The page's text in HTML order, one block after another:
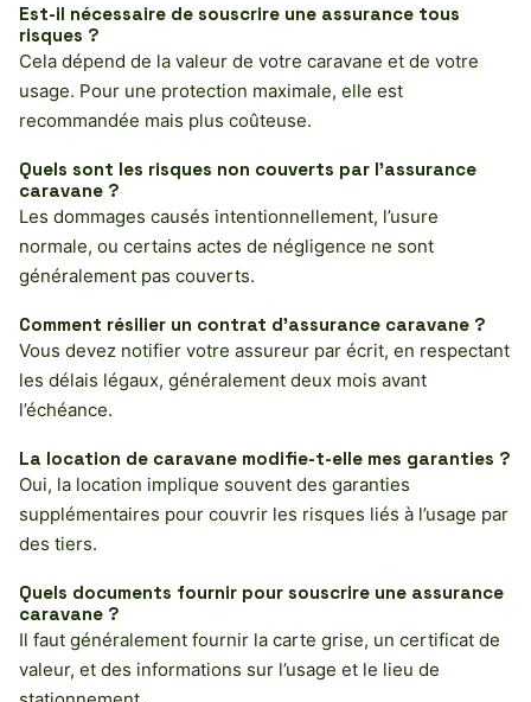
Est-il nécessaire de souscrire une assurance tous
risques ?
Cela dépend de la valeur de votre caravane et de votre
usage. Pour une protection maximale, elle est
recommandée mais plus coûteuse.
Quels sont les risques non couverts par l’assurance
caravane ?
Les dommages causés intentionnellement, l’usure
normale, ou certains actes de négligence ne sont
généralement pas couverts.
Comment résilier un contrat d’assurance caravane ?
Vous devez notifier votre assureur par écrit, en respectant
les délais légaux, généralement deux mois avant
l’échéance.
La location de caravane modifie-t-elle mes garanties ?
Oui, la location implique souvent des garanties
supplémentaires pour couvrir les risques liés à l’usage par
des tiers.
Quels documents fournir pour souscrire une assurance
caravane ?
Il faut généralement fournir la carte grise, un certificat de
valeur, et des informations sur l’usage et le lieu de